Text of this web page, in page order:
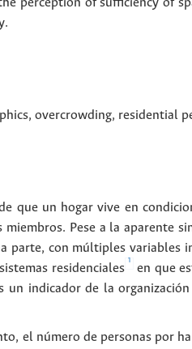
, overcrowding, residential
que un hogar vive en
miembros. Pese a la aparente
parte, con múltiples variables
residenciales
1
en que
un indicador de la
el número de personas por